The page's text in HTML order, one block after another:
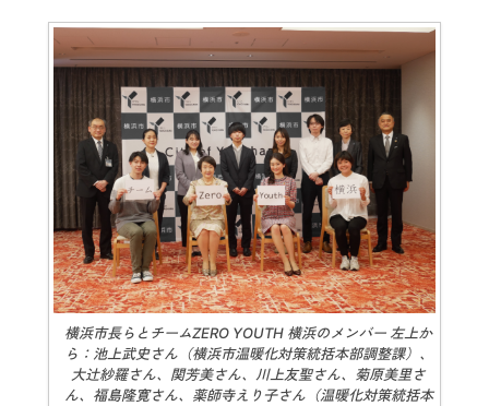
横浜市長らとチームZERO YOUTH 横浜のメンバー 左上か
ら：池上武史さん（横浜市温暖化対策統括本部調整課）、
大辻紗羅さん、関芳美さん、川上友聖さん、菊原美里さ
ん、福島隆寛さん、薬師寺えり子さん（温暖化対策統括本